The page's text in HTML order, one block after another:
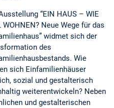
“EIN HAUS – WIE
WOHNEN? Neue Wege für das
widmet sich der
des
Wie
sich Einfamilienhäuser
sozial und gestalterisch
weiterentwickeln? Neben
und gestalterischen